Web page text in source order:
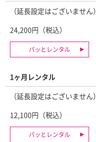
（延長設定はございません）
24,200円（税込）
パッとレンタル
1ヶ月レンタル
（延長設定はございません）
12,100円（税込）
パッとレンタル